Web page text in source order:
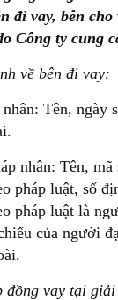
đi vay, bên
Công ty cung
về bên đi vay:
Tên, ngày
nhân: Tên, mã
pháp luật, số
pháp luật là
của người
đồng vay tại